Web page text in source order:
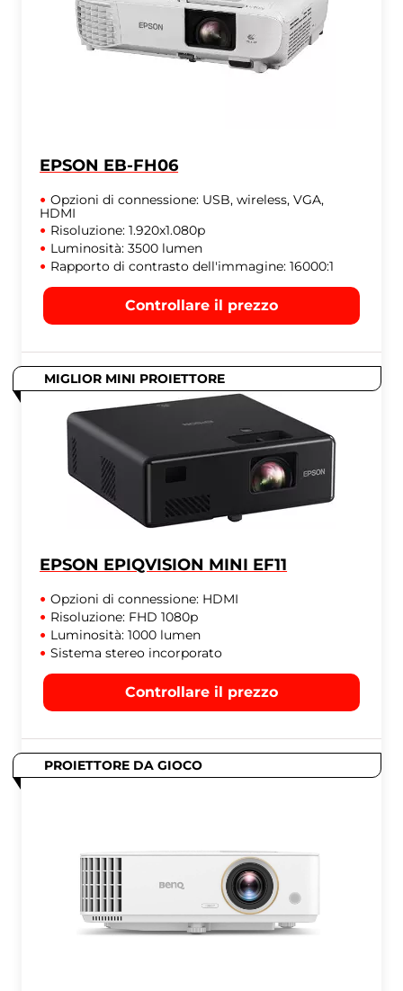
EPSON EB-FH06
Opzioni di connessione: USB, wireless, VGA,
HDMI
Risoluzione: 1.920x1.080p
Luminosità: 3500 lumen
Rapporto di contrasto dell'immagine: 16000:1
Controllare il prezzo
MIGLIOR MINI PROIETTORE
EPSON EPIQVISION MINI EF11
Opzioni di connessione: HDMI
Risoluzione: FHD 1080p
Luminosità: 1000 lumen
Sistema stereo incorporato
Controllare il prezzo
PROIETTORE DA GIOCO